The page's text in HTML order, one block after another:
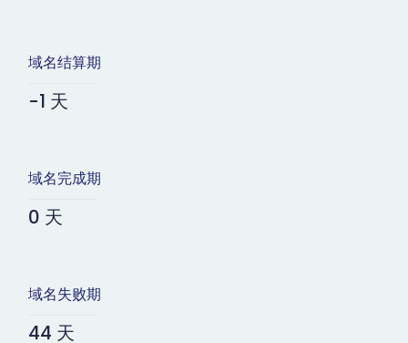
域名结算期
-1 天
域名完成期
0 天
域名失败期
44 天